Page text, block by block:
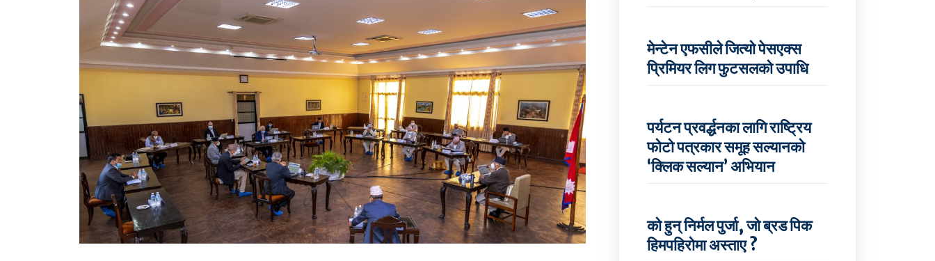
मेन्टेन एफसीले जित्यो पेसएक्स
प्रिमियर लिग फुटसलको उपाधि
पर्यटन प्रवर्द्धनका लागि राष्ट्रिय
फोटो पत्रकार समूह सल्यानको
‘क्लिक सल्यान’ अभियान
को हुन् निर्मल पुर्जा, जो ब्रड पिक
हिमपहिरोमा अस्ताए ?